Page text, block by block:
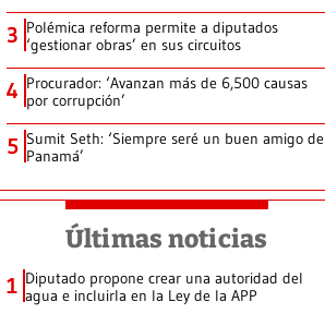
3 Polémica reforma permite a diputados
‘gestionar obras’ en sus circuitos
4 Procurador: ‘Avanzan más de 6,500 causas
por corrupción’
5 Sumit Seth: ‘Siempre seré un buen amigo de
Panamá’
Últimas noticias
1 Diputado propone crear una autoridad del
agua e incluirla en la Ley de la APP